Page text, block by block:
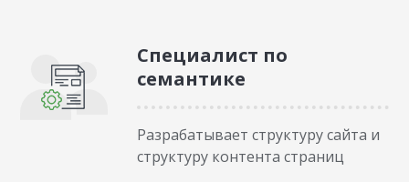
Специалист по
семантике
Разрабатывает структуру сайта и
структуру контента страниц